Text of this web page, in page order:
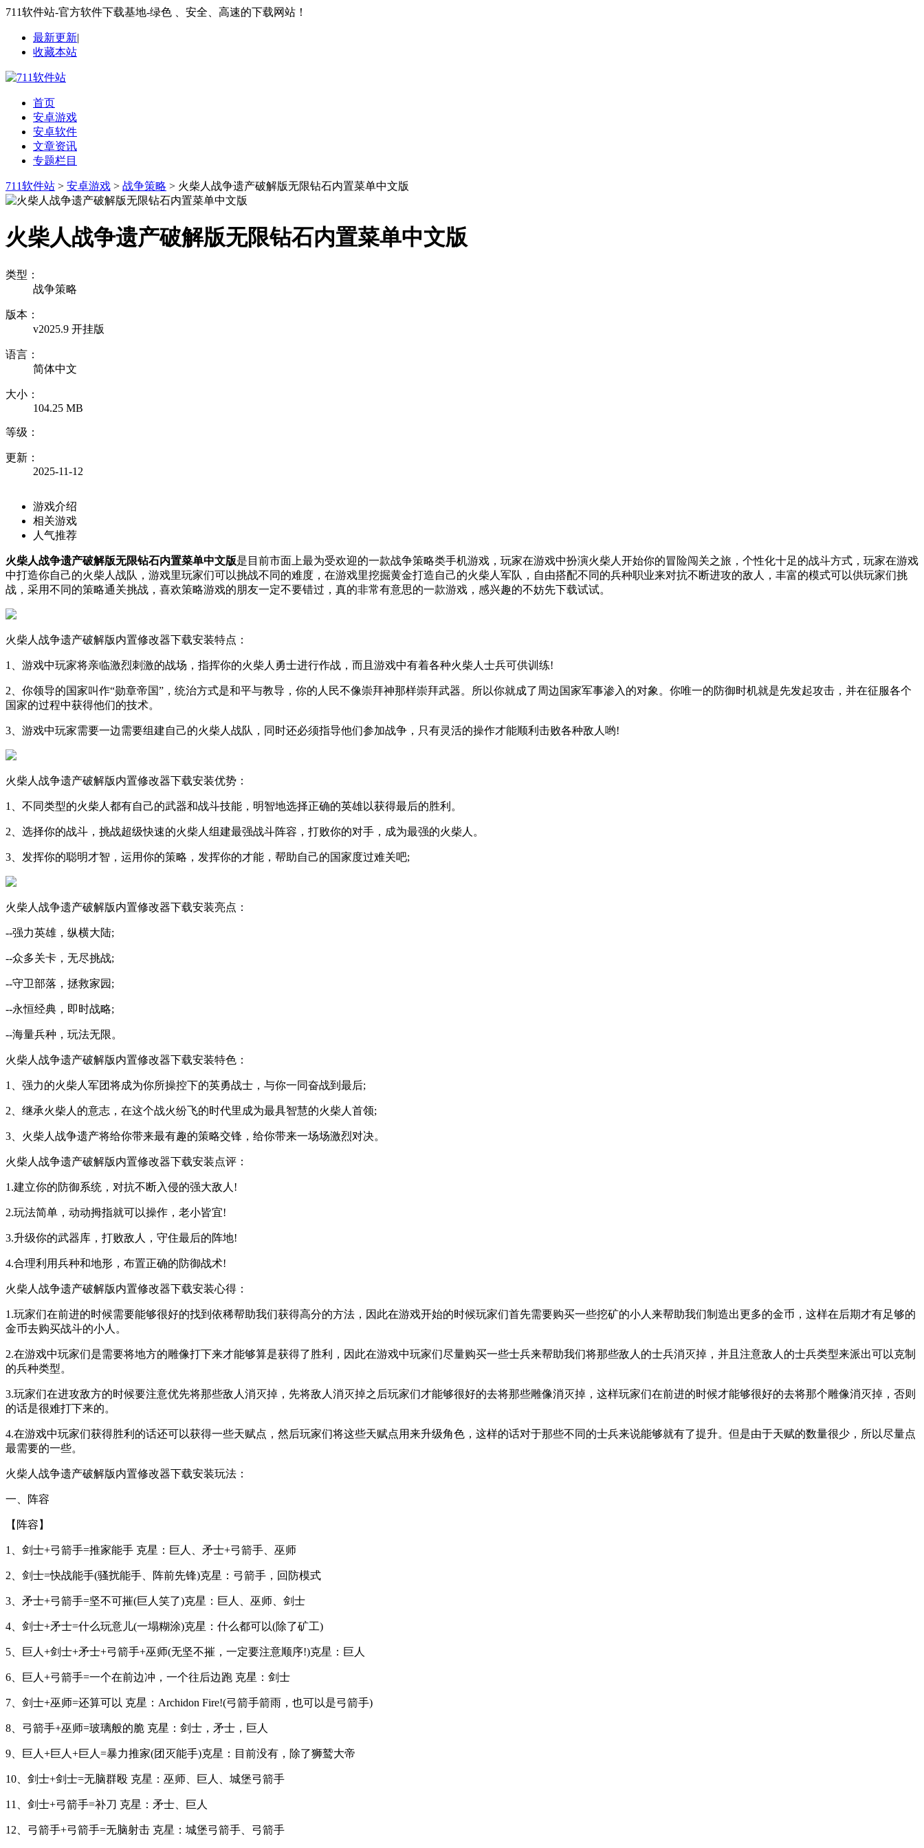
711软件站-官方软件下载基地-绿色 、安全、高速的下载网站！
最新更新|
收藏本站
首页
安卓游戏
安卓软件
文章资讯
专题栏目
711软件站 > 安卓游戏 > 战争策略 > 火柴人战争遗产破解版无限钻石内置菜单中文版
火柴人战争遗产破解版无限钻石内置菜单中文版
类型：
战争策略
版本：
v2025.9 开挂版
语言：
简体中文
大小：
104.25 MB
等级：
更新：
2025-11-12
游戏介绍
相关游戏
人气推荐
火柴人战争遗产破解版无限钻石内置菜单中文版是目前市面上最为受欢迎的一款战争策略类手机游戏，玩家在游戏中扮演火柴人开始你的冒险闯关之旅，个性化十足的战斗方式，玩家在游戏
中打造你自己的火柴人战队，游戏里玩家们可以挑战不同的难度，在游戏里挖掘黄金打造自己的火柴人军队，自由搭配不同的兵种职业来对抗不断进攻的敌人，丰富的模式可以供玩家们挑
战，采用不同的策略通关挑战，喜欢策略游戏的朋友一定不要错过，真的非常有意思的一款游戏，感兴趣的不妨先下载试试。
火柴人战争遗产破解版内置修改器下载安装特点：
1、游戏中玩家将亲临激烈刺激的战场，指挥你的火柴人勇士进行作战，而且游戏中有着各种火柴人士兵可供训练!
2、你领导的国家叫作“勋章帝国”，统治方式是和平与教导，你的人民不像崇拜神那样崇拜武器。所以你就成了周边国家军事渗入的对象。你唯一的防御时机就是先发起攻击，并在征服各个
国家的过程中获得他们的技术。
3、游戏中玩家需要一边需要组建自己的火柴人战队，同时还必须指导他们参加战争，只有灵活的操作才能顺利击败各种敌人哟!
火柴人战争遗产破解版内置修改器下载安装优势：
1、不同类型的火柴人都有自己的武器和战斗技能，明智地选择正确的英雄以获得最后的胜利。
2、选择你的战斗，挑战超级快速的火柴人组建最强战斗阵容，打败你的对手，成为最强的火柴人。
3、发挥你的聪明才智，运用你的策略，发挥你的才能，帮助自己的国家度过难关吧;
火柴人战争遗产破解版内置修改器下载安装亮点：
--强力英雄，纵横大陆;
--众多关卡，无尽挑战;
--守卫部落，拯救家园;
--永恒经典，即时战略;
--海量兵种，玩法无限。
火柴人战争遗产破解版内置修改器下载安装特色：
1、强力的火柴人军团将成为你所操控下的英勇战士，与你一同奋战到最后;
2、继承火柴人的意志，在这个战火纷飞的时代里成为最具智慧的火柴人首领;
3、火柴人战争遗产将给你带来最有趣的策略交锋，给你带来一场场激烈对决。
火柴人战争遗产破解版内置修改器下载安装点评：
1.建立你的防御系统，对抗不断入侵的强大敌人!
2.玩法简单，动动拇指就可以操作，老小皆宜!
3.升级你的武器库，打败敌人，守住最后的阵地!
4.合理利用兵种和地形，布置正确的防御战术!
火柴人战争遗产破解版内置修改器下载安装心得：
1.玩家们在前进的时候需要能够很好的找到依稀帮助我们获得高分的方法，因此在游戏开始的时候玩家们首先需要购买一些挖矿的小人来帮助我们制造出更多的金币，这样在后期才有足够的
金币去购买战斗的小人。
2.在游戏中玩家们是需要将地方的雕像打下来才能够算是获得了胜利，因此在游戏中玩家们尽量购买一些士兵来帮助我们将那些敌人的士兵消灭掉，并且注意敌人的士兵类型来派出可以克制
的兵种类型。
3.玩家们在进攻敌方的时候要注意优先将那些敌人消灭掉，先将敌人消灭掉之后玩家们才能够很好的去将那些雕像消灭掉，这样玩家们在前进的时候才能够很好的去将那个雕像消灭掉，否则
的话是很难打下来的。
4.在游戏中玩家们获得胜利的话还可以获得一些天赋点，然后玩家们将这些天赋点用来升级角色，这样的话对于那些不同的士兵来说能够就有了提升。但是由于天赋的数量很少，所以尽量点
最需要的一些。
火柴人战争遗产破解版内置修改器下载安装玩法：
一、阵容
【阵容】
1、剑士+弓箭手=推家能手 克星：巨人、矛士+弓箭手、巫师
2、剑士=快战能手(骚扰能手、阵前先锋)克星：弓箭手，回防模式
3、矛士+弓箭手=坚不可摧(巨人笑了)克星：巨人、巫师、剑士
4、剑士+矛士=什么玩意儿(一塌糊涂)克星：什么都可以(除了矿工)
5、巨人+剑士+矛士+弓箭手+巫师(无坚不摧，一定要注意顺序!)克星：巨人
6、巨人+弓箭手=一个在前边冲，一个往后边跑 克星：剑士
7、剑士+巫师=还算可以 克星：Archidon Fire!(弓箭手箭雨，也可以是弓箭手)
8、弓箭手+巫师=玻璃般的脆 克星：剑士，矛士，巨人
9、巨人+巨人+巨人=暴力推家(团灭能手)克星：目前没有，除了狮鹫大帝
10、剑士+剑士=无脑群殴 克星：巫师、巨人、城堡弓箭手
11、剑士+弓箭手=补刀 克星：矛士、巨人
12、弓箭手+弓箭手=无脑射击 克星：城堡弓箭手、弓箭手